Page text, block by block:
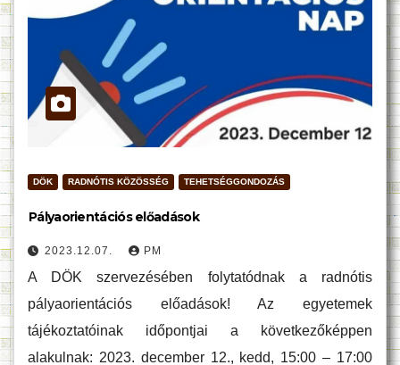
DÖK RADNÓTIS KÖZÖSSÉG TEHETSÉGGONDOZÁS
Pályaorientációs előadások
2023.12.07. PM
A DÖK szervezésében folytatódnak a radnótis
pályaorientációs előadások! Az egyetemek
tájékoztatóinak időpontjai a következőképpen
alakulnak: 2023. december 12., kedd, 15:00 – 17:00